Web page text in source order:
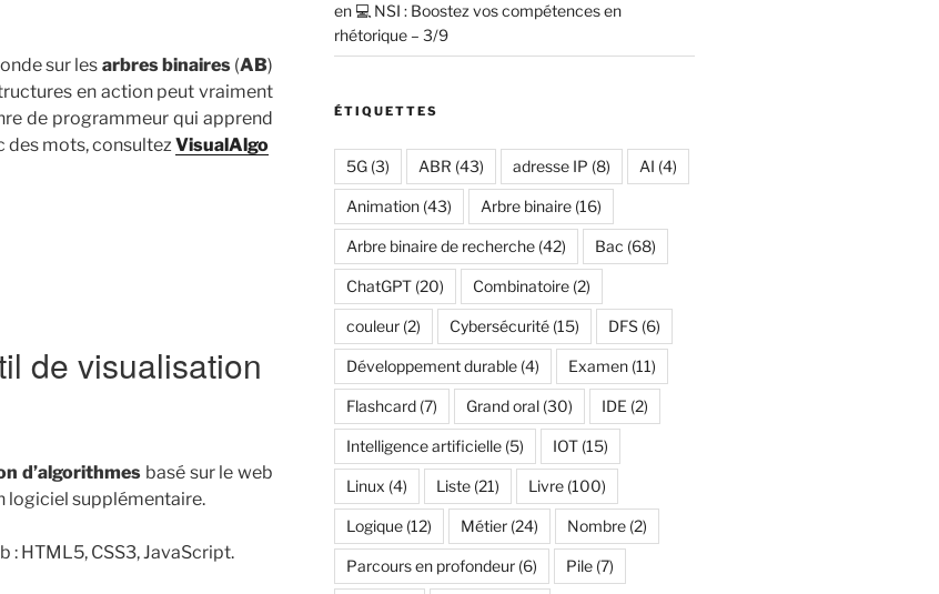
sur les arbres binaires (AB)
en action peut vraiment
de programmeur qui apprend
des mots, consultez VisualAlgo
de visualisation
d’algorithmes basé sur le web
logiciel supplémentaire.
: HTML5, CSS3, JavaScript.
en 💻 NSI : Boostez vos compétences en
rhétorique – 3/9
ÉTIQUETTES
5G(3) ABR (43) adresse IP (8) AI (4)
Animation(43) Arbre binaire(16)
Arbre binaire de recherche(42) Bac (68)
ChatGPT(20) Combinatoire(2)
couleur(2) Cybersécurité(15) DFS(6)
Développement durable(4) Examen(11)
Flashcard(7) Grand oral(30) IDE (2)
Intelligence artificielle(5) IOT(15)
Linux (4) Liste(21) Livre(100)
Logique(12) Métier(24) Nombre(2)
Parcours en profondeur(6) Pile(7)